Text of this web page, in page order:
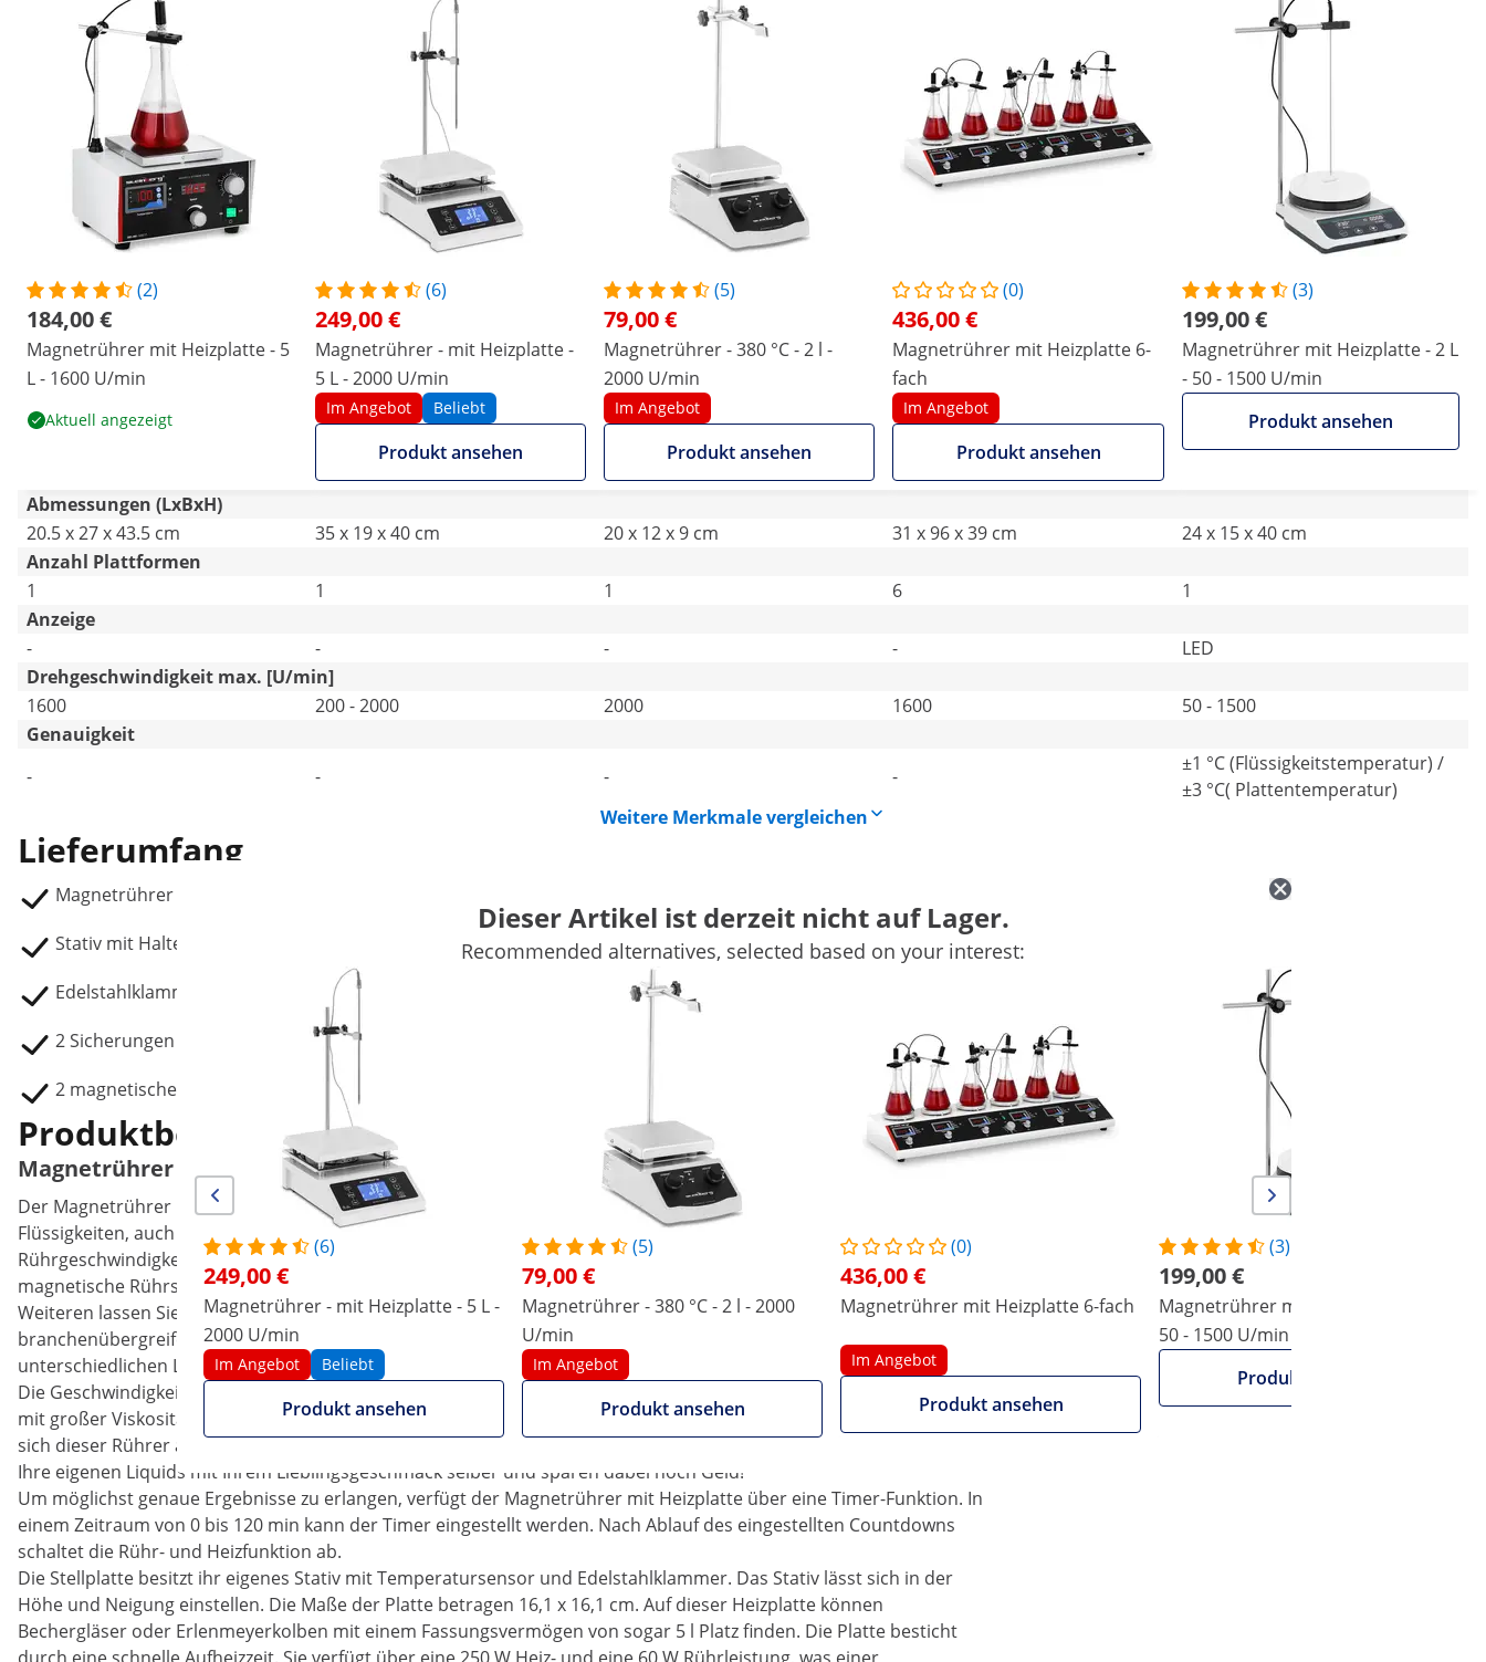
(2)
184,00 €
Magnetrührer mit Heizplatte - 5
L - 1600 U/min
Aktuell angezeigt
(6)
249,00 €
Magnetrührer - mit Heizplatte -
5 L - 2000 U/min
Im Angebot Beliebt
Produkt ansehen
(5)
79,00 €
Magnetrührer - 380 °C - 2 l -
2000 U/min
Im Angebot
Produkt ansehen
(0)
436,00 €
Magnetrührer mit Heizplatte 6-
fach
Im Angebot
Produkt ansehen
(3)
199,00 €
Magnetrührer mit Heizplatte - 2 L
- 50 - 1500 U/min
Produkt ansehen
Abmessungen (LxBxH)
20.5 x 27 x 43.5 cm
35 x 19 x 40 cm 20 x 12 x 9 cm 31 x 96 x 39 cm
24 x 15 x 40 cm
Anzahl Plattformen
1
1 1 6
1
Anzeige
-
- - -
LED
Drehgeschwindigkeit max. [U/min]
1600
200 - 2000 2000 1600
50 - 1500
Genauigkeit
-
- - -
±1 °C (Flüssigkeitstemperatur) /
±3 °C( Plattentemperatur)
Weitere Merkmale vergleichen
Lieferumfang
Magnetrührer mit Heizplatte SBS-MR-1600/1T
Stativ mit Halterung und Temperatursensor
Edelstahlklammer
2 Sicherungen
2 magnetische Rührstäbe
Dieser Artikel ist derzeit nicht auf Lager.
Recommended alternatives, selected based on your interest:
(6)
249,00 €
Magnetrührer - mit Heizplatte - 5 L -
2000 U/min
Im Angebot Beliebt
Produkt ansehen
(5)
79,00 €
Magnetrührer - 380 °C - 2 l - 2000
U/min
Im Angebot
Produkt ansehen
(0)
436,00 €
Magnetrührer mit Heizplatte 6-fach
Im Angebot
Produkt ansehen
(3)
199,00 €
Magnetrührer mit Heizplatte - 2 L -
50 - 1500 U/min
Produkt ansehen
Produktbeschreibung
Magnetrührer mit Heizplatte - 5 L
Der Magnetrührer mit Heizplatte SBS-MR-1600/1T ermöglicht das Vermischen und Erwärmen von verschiedenen
Flüssigkeiten, auch in geschlossenen Gefäßen. Das Gerät verfügt über eine Stellplatte, mit dieser können Sie die
Rührgeschwindigkeit und die Temperatur unabhängig voneinander regulieren. Im Lieferumfang sind zwei
magnetische Rührstäbe enthalten, welche einen Schutz vor Hitze, Abrasion, chemischer Korrosion haben. Des
Weiteren lassen Sie sich sehr leicht reinigen wie entkeimen. Der hochwertige Laborbedarf von Steinberg wird
branchenübergreifend in vielen verschiedenen Unternehmen verwendet. Dieser kommt in der Pharmaindustrie, in
unterschiedlichen Laboren, in der Biochemie, in der Forschung sowie in weiteren Arbeitsgebieten zum Einsatz.
Die Geschwindigkeit lässt sich auf maximale 1600 U/min stufenlos einstellen. Somit können Sie auch Flüssigkeiten
mit großer Viskosität effizient und gleichmäßig vermischen. Speziell zum Vermengen von E-Zigaretten Liquids eignet
sich dieser Rührer ausgezeichnet. Viele Liquids sind schlicht und ergreifend zu teuer. Mischen Sie sich deshalb nun
Ihre eigenen Liquids mit Ihrem Lieblingsgeschmack selber und sparen dabei noch Geld!
Um möglichst genaue Ergebnisse zu erlangen, verfügt der Magnetrührer mit Heizplatte über eine Timer-Funktion. In
einem Zeitraum von 0 bis 120 min kann der Timer eingestellt werden. Nach Ablauf des eingestellten Countdowns
schaltet die Rühr- und Heizfunktion ab.
Die Stellplatte besitzt ihr eigenes Stativ mit Temperatursensor und Edelstahlklammer. Das Stativ lässt sich in der
Höhe und Neigung einstellen. Die Maße der Platte betragen 16,1 x 16,1 cm. Auf dieser Heizplatte können
Bechergläser oder Erlenmeyerkolben mit einem Fassungsvermögen von sogar 5 l Platz finden. Die Platte besticht